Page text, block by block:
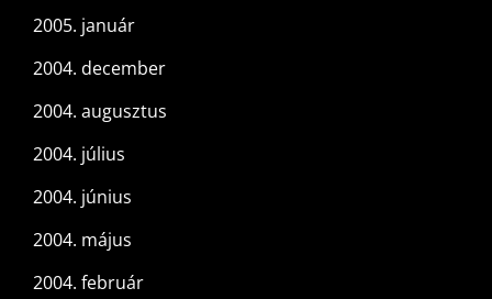
2005. január
2004. december
2004. augusztus
2004. július
2004. június
2004. május
2004. február